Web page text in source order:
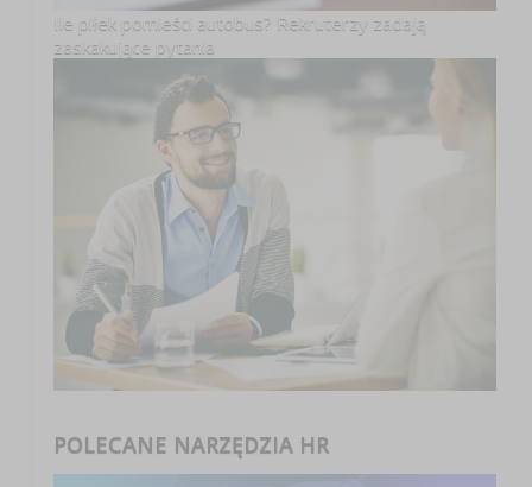
Ile piłek pomieści autobus? Rekruterzy zadają
zaskakujące pytania
POLECANE NARZĘDZIA HR